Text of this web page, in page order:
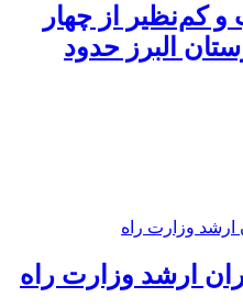
کم‌نظیر از چهار
البرز حدود
ارشد وزارت راه